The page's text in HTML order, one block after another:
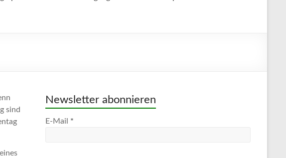
sind
Newsletter abonnieren
E-Mail *